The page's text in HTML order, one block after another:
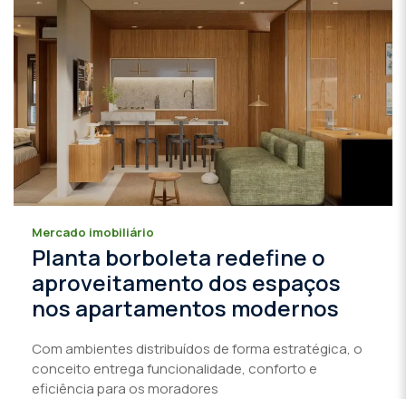
Mercado imobiliário
Planta borboleta redefine o
aproveitamento dos espaços
nos apartamentos modernos
Com ambientes distribuídos de forma estratégica, o
conceito entrega funcionalidade, conforto e
eficiência para os moradores